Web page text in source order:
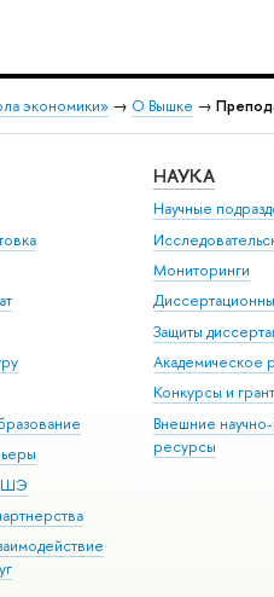
экономики» → О Вышке →
НАУКА
Научные
Мониторинги
Защиты
Академическое
Конкурсы и
Внешние
ресурсы